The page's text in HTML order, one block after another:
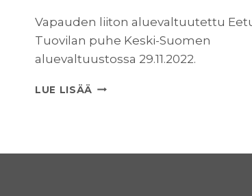
Vapauden liiton aluevaltuutettu
Tuovilan puhe Keski-Suomen
aluevaltuustossa 29.11.2022.
LUE LISÄÄ EETU